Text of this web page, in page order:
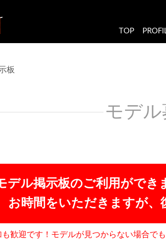
TOP
板
モデル
デル掲示板のご利用ができ
お時間をいただきますが、
歓迎です！モデルが見つからない場合で